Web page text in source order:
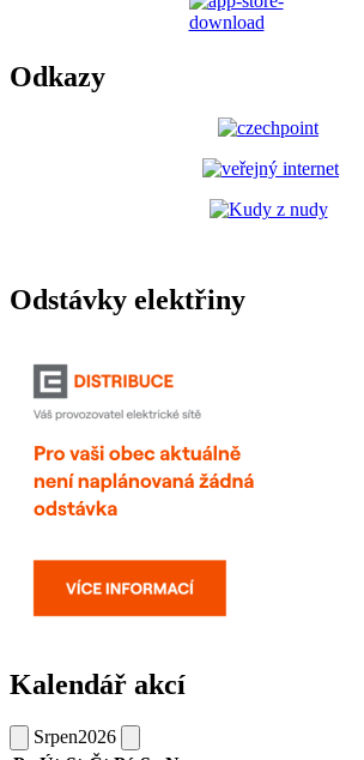
Odkazy
Odstávky elektřiny
Kalendář akcí
Srpen2026